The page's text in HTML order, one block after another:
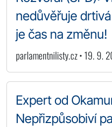
nedůvěřuje
je čas na změnu!
parlamentnilisty.cz • 19. 9.
Expert od
Nepřizpůsobiví